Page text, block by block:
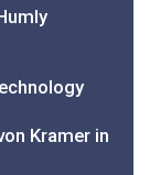
Kramer in